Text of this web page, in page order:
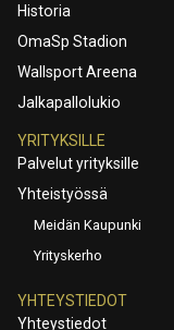
Historia
OmaSp Stadion
Wallsport Areena
Jalkapallolukio
YRITYKSILLE
Palvelut yrityksille
Yhteistyössä
Meidän Kaupunki
Yrityskerho
YHTEYSTIEDOT
Yhteystiedot